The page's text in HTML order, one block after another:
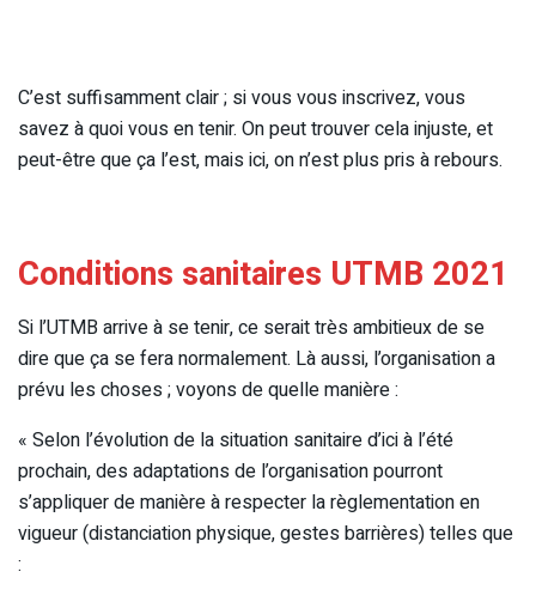
C’est suffisamment clair ; si vous vous inscrivez, vous
savez à quoi vous en tenir. On peut trouver cela injuste, et
peut-être que ça l’est, mais ici, on n’est plus pris à rebours.
Conditions sanitaires UTMB 2021
Si l’UTMB arrive à se tenir, ce serait très ambitieux de se
dire que ça se fera normalement. Là aussi, l’organisation a
prévu les choses ; voyons de quelle manière :
« Selon l’évolution de la situation sanitaire d’ici à l’été
prochain, des adaptations de l’organisation pourront
s’appliquer de manière à respecter la règlementation en
vigueur (distanciation physique, gestes barrières) telles que
: